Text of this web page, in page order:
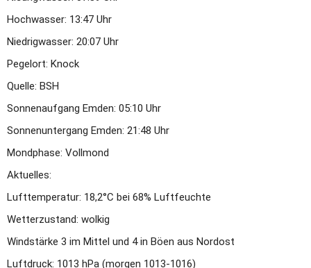
Hochwasser: 13:47 Uhr
Niedrigwasser: 20:07 Uhr
Pegelort: Knock
Quelle: BSH
Sonnenaufgang Emden: 05:10 Uhr
Sonnenuntergang Emden: 21:48 Uhr
Mondphase: Vollmond
Aktuelles:
Lufttemperatur: 18,2°C bei 68% Luftfeuchte
Wetterzustand: wolkig
Windstärke 3 im Mittel und 4 in Böen aus Nordost
Luftdruck: 1013 hPa (morgen 1013-1016)